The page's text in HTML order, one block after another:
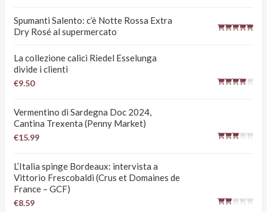
Spumanti Salento: c’è Notte Rossa Extra
Dry Rosé al supermercato
La collezione calici Riedel Esselunga
divide i clienti
€9.50
Vermentino di Sardegna Doc 2024,
Cantina Trexenta (Penny Market)
€15.99
L’Italia spinge Bordeaux: intervista a
Vittorio Frescobaldi (Crus et Domaines de
France – GCF)
€8.59